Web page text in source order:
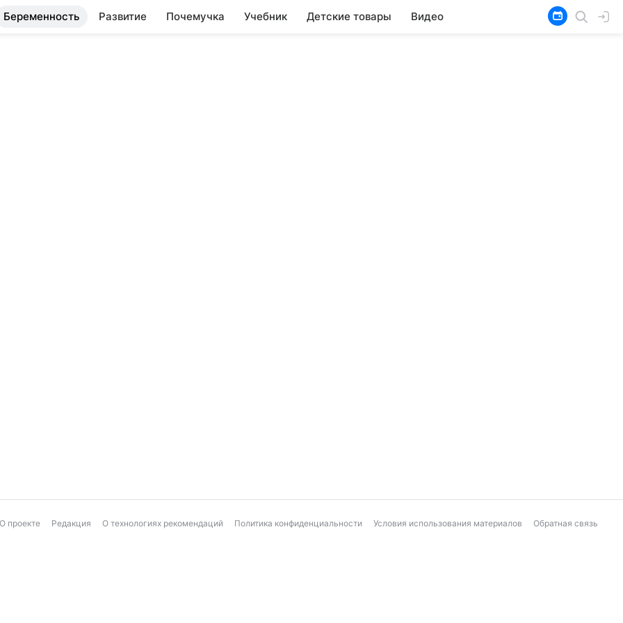
Беременность Развитие Почемучка Учебник Детские товары Видео
О проекте Редакция О технологиях рекомендаций Политика конфиденциальности Условия использования материалов Обратная связь